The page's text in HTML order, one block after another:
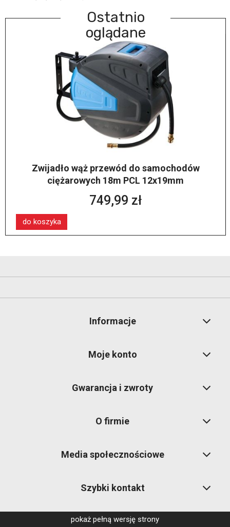
Ostatnio
oglądane
Zwijadło wąż przewód do samochodów
ciężarowych 18m PCL 12x19mm
749,99 zł
do koszyka
Informacje
Moje konto
Gwarancja i zwroty
O firmie
Media społecznościowe
Szybki kontakt
pokaż pełną wersję strony